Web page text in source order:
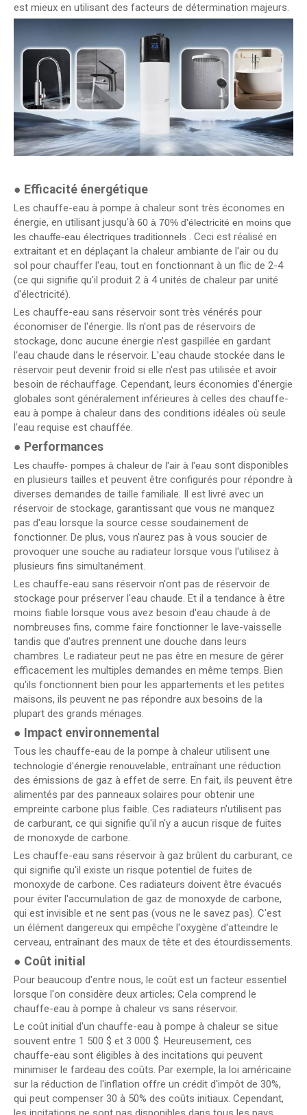
est mieux en utilisant des facteurs de détermination majeurs.
● Efficacité énergétique
Les chauffe-eau à pompe à chaleur sont très économes en
énergie, en utilisant jusqu'à 60 à 70% d'électricité en moins que
les chauffe-eau électriques traditionnels . Ceci est réalisé en
extraitant et en déplaçant la chaleur ambiante de l'air ou du
sol pour chauffer l'eau, tout en fonctionnant à un flic de 2-4
(ce qui signifie qu'il produit 2 à 4 unités de chaleur par unité
d'électricité).
Les chauffe-eau sans réservoir sont très vénérés pour
économiser de l'énergie. Ils n'ont pas de réservoirs de
stockage, donc aucune énergie n'est gaspillée en gardant
l'eau chaude dans le réservoir. L'eau chaude stockée dans le
réservoir peut devenir froid si elle n'est pas utilisée et avoir
besoin de réchauffage. Cependant, leurs économies d'énergie
globales sont généralement inférieures à celles des chauffe-
eau à pompe à chaleur dans des conditions idéales où seule
l'eau requise est chauffée.
● Performances
Les chauffe- pompes à chaleur de l'air à l'eau sont disponibles
en plusieurs tailles et peuvent être configurés pour répondre à
diverses demandes de taille familiale. Il est livré avec un
réservoir de stockage, garantissant que vous ne manquez
pas d'eau lorsque la source cesse soudainement de
fonctionner. De plus, vous n'aurez pas à vous soucier de
provoquer une souche au radiateur lorsque vous l'utilisez à
plusieurs fins simultanément.
Les chauffe-eau sans réservoir n'ont pas de réservoir de
stockage pour préserver l'eau chaude. Et il a tendance à être
moins fiable lorsque vous avez besoin d'eau chaude à de
nombreuses fins, comme faire fonctionner le lave-vaisselle
tandis que d'autres prennent une douche dans leurs
chambres. Le radiateur peut ne pas être en mesure de gérer
efficacement les multiples demandes en même temps. Bien
qu'ils fonctionnent bien pour les appartements et les petites
maisons, ils peuvent ne pas répondre aux besoins de la
plupart des grands ménages.
● Impact environnemental
Tous les chauffe-eau de la pompe à chaleur utilisent une
technologie d'énergie renouvelable, entraînant une réduction
des émissions de gaz à effet de serre. En fait, ils peuvent être
alimentés par des panneaux solaires pour obtenir une
empreinte carbone plus faible. Ces radiateurs n'utilisent pas
de carburant, ce qui signifie qu'il n'y a aucun risque de fuites
de monoxyde de carbone.
Les chauffe-eau sans réservoir à gaz brûlent du carburant, ce
qui signifie qu'il existe un risque potentiel de fuites de
monoxyde de carbone. Ces radiateurs doivent être évacués
pour éviter l'accumulation de gaz de monoxyde de carbone,
qui est invisible et ne sent pas (vous ne le savez pas). C'est
un élément dangereux qui empêche l'oxygène d'atteindre le
cerveau, entraînant des maux de tête et des étourdissements.
● Coût initial
Pour beaucoup d'entre nous, le coût est un facteur essentiel
lorsque l'on considère deux articles; Cela comprend le
chauffe-eau à pompe à chaleur vs sans réservoir.
Le coût initial d'un chauffe-eau à pompe à chaleur se situe
souvent entre 1 500 $ et 3 000 $. Heureusement, ces
chauffe-eau sont éligibles à des incitations qui peuvent
minimiser le fardeau des coûts. Par exemple, la loi américaine
sur la réduction de l'inflation offre un crédit d'impôt de 30%,
qui peut compenser 30 à 50% des coûts initiaux. Cependant,